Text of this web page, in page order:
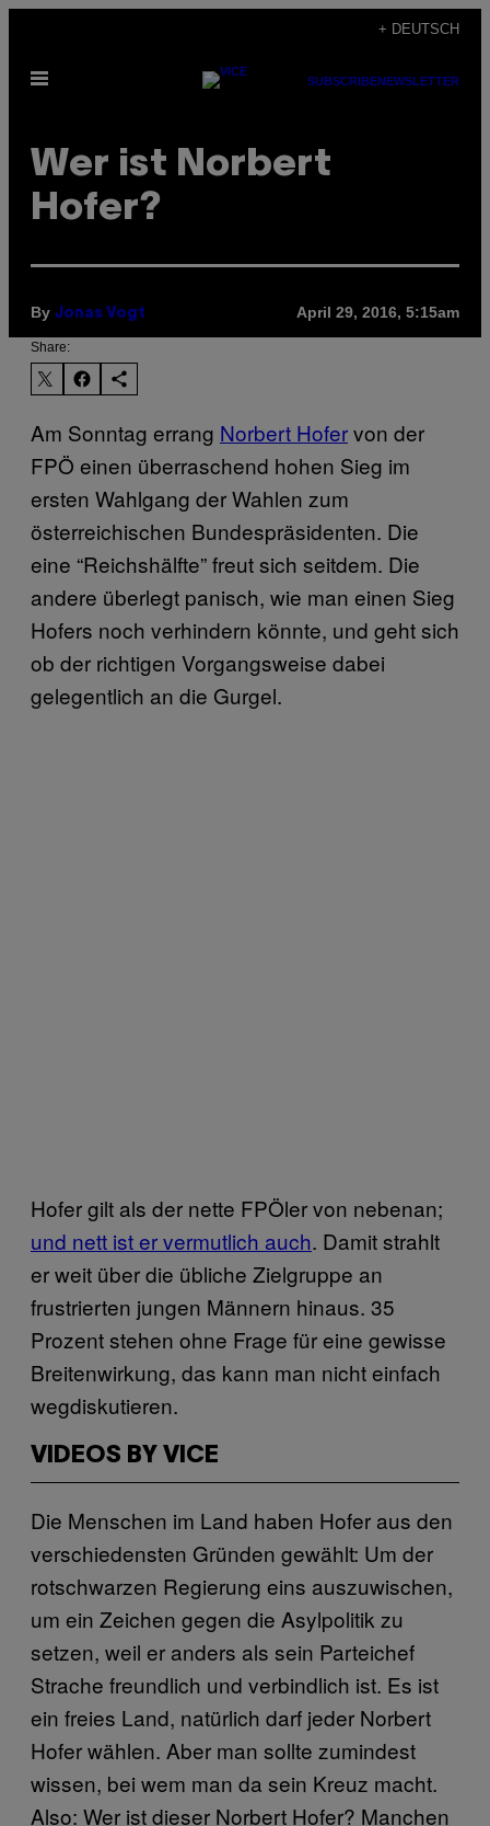
content
+ DEUTSCH
Open
SUBSCRIBENEWSLETTER
Wer ist Norbert
Hofer?
By Jonas Vogt April 29, 2016, 5:15am
Share:
Am Sonntag errang Norbert Hofervon der
FPÖ einen überraschend hohen Sieg im
ersten Wahlgang der Wahlen zum
österreichischen Bundespräsidenten. Die
eine “Reichshälfte” freut sich seitdem. Die
andere überlegt panisch, wie man einen Sieg
Hofers noch verhindern könnte, und geht sich
ob der richtigen Vorgangsweise dabei
gelegentlich an die Gurgel.
Hofer gilt als der nette FPÖler von nebenan;
und nett ist er vermutlich auch. Damit strahlt
er weit über die übliche Zielgruppe an
frustrierten jungen Männern hinaus. 35
Prozent stehen ohne Frage für eine gewisse
Breitenwirkung, das kann man nicht einfach
wegdiskutieren.
VIDEOS BY VICE
Die Menschen im Land haben Hofer aus den
verschiedensten Gründen gewählt: Um der
rotschwarzen Regierung eins auszuwischen,
um ein Zeichen gegen die Asylpolitik zu
setzen, weil er anders als sein Parteichef
Strache freundlich und verbindlich ist. Es ist
ein freies Land, natürlich darf jeder Norbert
Hofer wählen. Aber man sollte zumindest
wissen, bei wem man da sein Kreuz macht.
Also: Wer ist dieser Norbert Hofer? Manchen